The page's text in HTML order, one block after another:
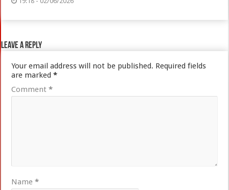
Leave a Reply
Your email address will not be published. Required fields
are marked*
Comment*
Name*